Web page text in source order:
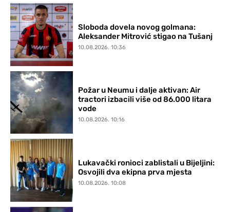
Sloboda dovela novog golmana:
Aleksander Mitrović stigao na Tušanj
10.08.2026. 10:36
Požar u Neumu i dalje aktivan: Air
tractori izbacili više od 86.000 litara
vode
10.08.2026. 10:16
Lukavački ronioci zablistali u Bijeljini:
Osvojili dva ekipna prva mjesta
10.08.2026. 10:08